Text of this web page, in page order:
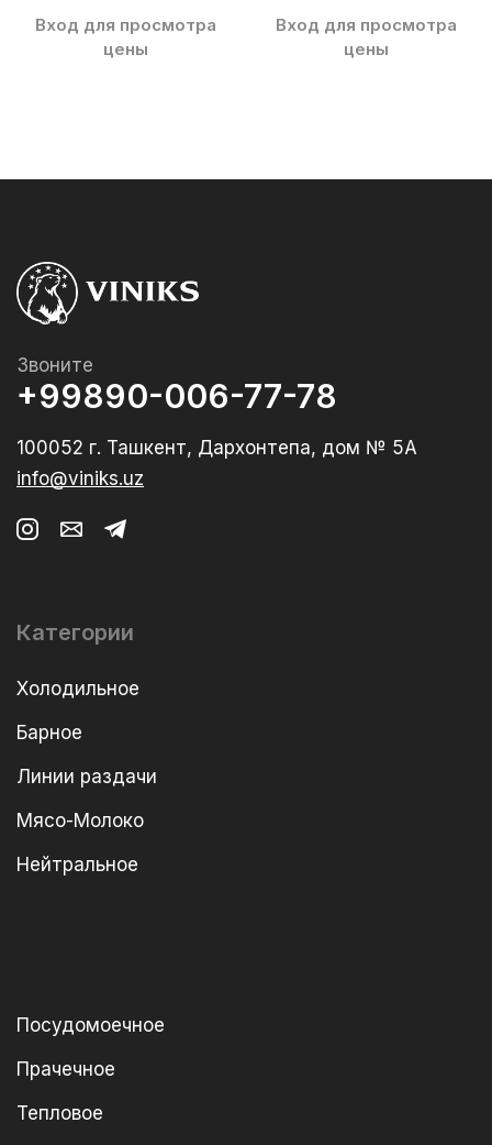
Вход для просмотра
цены
Вход для просмотра
цены
Звоните
+99890-006-77-78
100052 г. Ташкент, Дархонтепа, дом № 5А
info@viniks.uz
Категории
Холодильное
Барное
Линии раздачи
Мясо-Молоко
Нейтральное
Посудомоечное
Прачечное
Тепловое